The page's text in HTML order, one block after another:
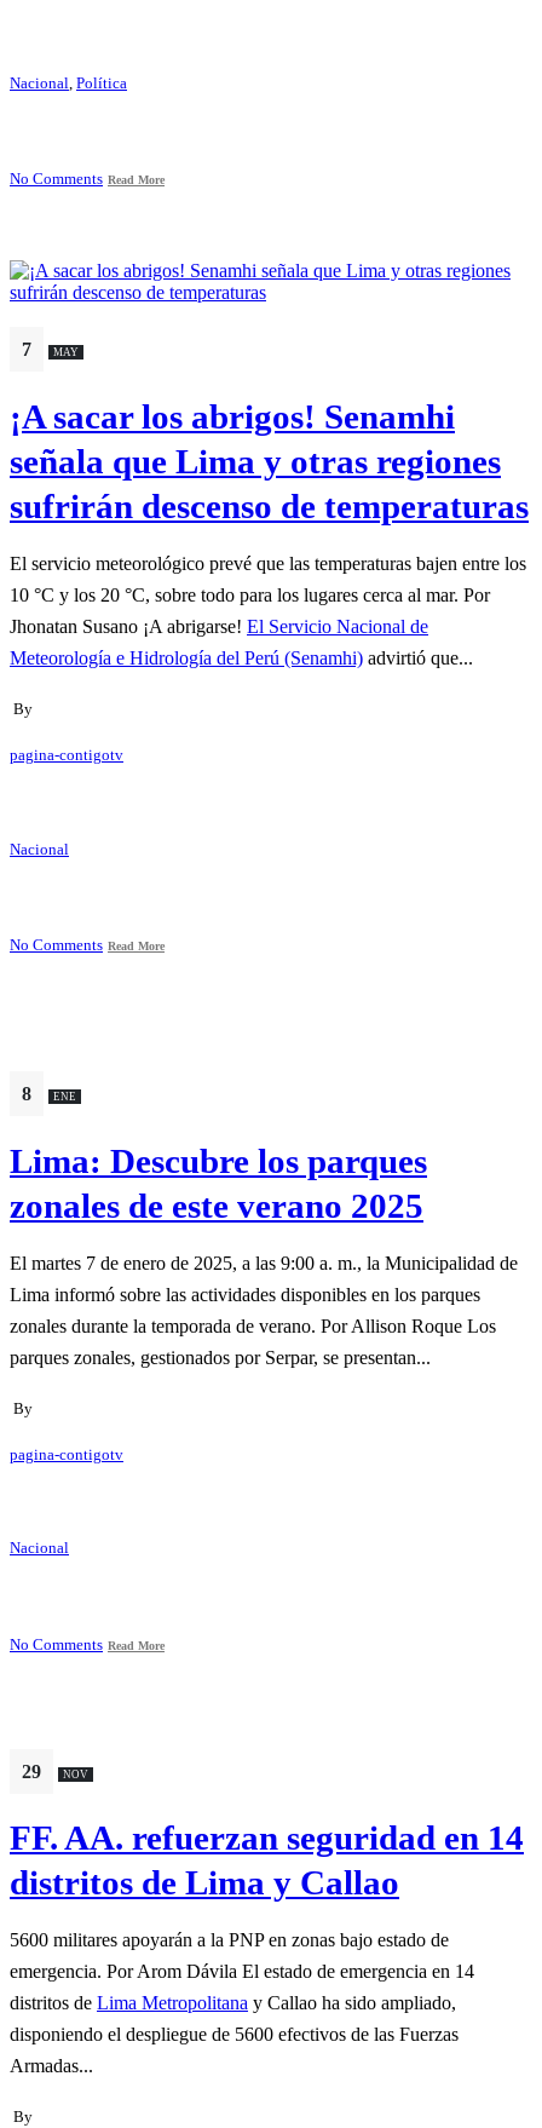
Nacional Política
No Comments Read More
7 MAY
¡A sacar los abrigos! Senamhi
señala que Lima y otras regiones
sufrirán descenso de temperaturas
El servicio meteorológico prevé que las temperaturas bajen entre los
10 °C y los 20 °C, sobre todo para los lugares cerca al mar. Por
Jhonatan Susano ¡A abrigarse! El Servicio Nacional de
Meteorología e Hidrología del Perú (Senamhi) advirtió que...
By
pagina-contigotv
Nacional
No Comments Read More
8 ENE
Lima: Descubre los parques
zonales de este verano 2025
El martes 7 de enero de 2025, a las 9:00 a. m., la Municipalidad de
Lima informó sobre las actividades disponibles en los parques
zonales durante la temporada de verano. Por Allison Roque Los
parques zonales, gestionados por Serpar, se presentan...
By
pagina-contigotv
Nacional
No Comments Read More
29 NOV
FF. AA. refuerzan seguridad en 14
distritos de Lima y Callao
5600 militares apoyarán a la PNP en zonas bajo estado de
emergencia. Por Arom Dávila El estado de emergencia en 14
distritos de Lima Metropolitana y Callao ha sido ampliado,
disponiendo el despliegue de 5600 efectivos de las Fuerzas
Armadas...
By